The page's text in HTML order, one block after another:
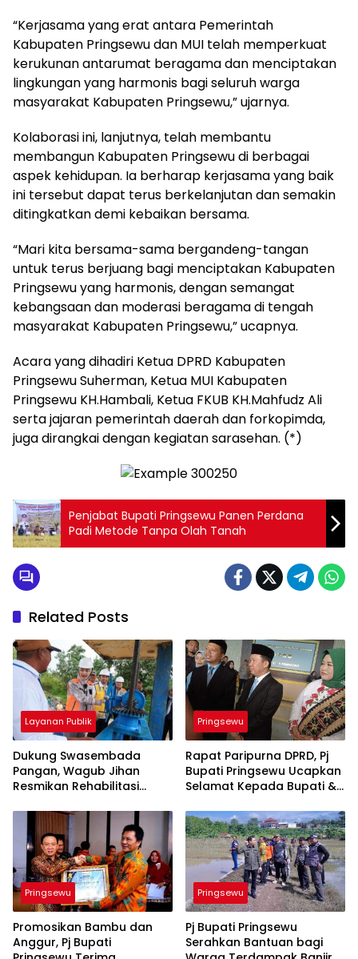
“Kerjasama yang erat antara Pemerintah
Kabupaten Pringsewu dan MUI telah memperkuat
kerukunan antarumat beragama dan menciptakan
lingkungan yang harmonis bagi seluruh warga
masyarakat Kabupaten Pringsewu,” ujarnya.
Kolaborasi ini, lanjutnya, telah membantu
membangun Kabupaten Pringsewu di berbagai
aspek kehidupan. Ia berharap kerjasama yang baik
ini tersebut dapat terus berkelanjutan dan semakin
ditingkatkan demi kebaikan bersama.
“Mari kita bersama-sama bergandeng-tangan
untuk terus berjuang bagi menciptakan Kabupaten
Pringsewu yang harmonis, dengan semangat
kebangsaan dan moderasi beragama di tengah
masyarakat Kabupaten Pringsewu,” ucapnya.
Acara yang dihadiri Ketua DPRD Kabupaten
Pringsewu Suherman, Ketua MUI Kabupaten
Pringsewu KH.Hambali, Ketua FKUB KH.Mahfudz Ali
serta jajaran pemerintah daerah dan forkopimda,
juga dirangkai dengan kegiatan sarasehan. (*)
Penjabat Bupati Pringsewu Panen Perdana
Padi Metode Tanpa Olah Tanah
Related Posts
Layanan Publik
Dukung Swasembada
Pangan, Wagub Jihan
Resmikan Rehabilitasi
Rp7,8 Miliar
Pringsewu
Rapat Paripurna DPRD, Pj
Bupati Pringsewu Ucapkan
Selamat Kepada Bupati &
Pringsewu
Promosikan Bambu dan
Anggur, Pj Bupati
Pringsewu
Pj Bupati Pringsewu
Serahkan Bantuan bagi